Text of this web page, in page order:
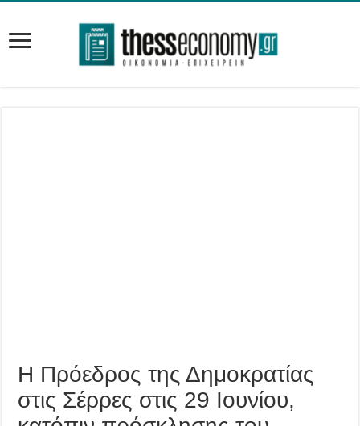
Η Πρόεδρος της Δημοκρατίας
στις Σέρρες στις 29 Ιουνίου,